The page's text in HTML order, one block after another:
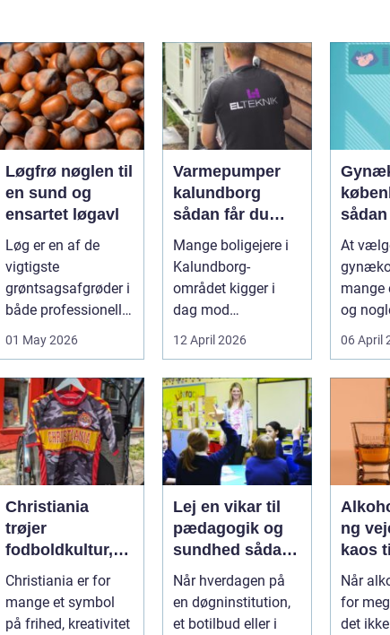
Løgfrø nøglen til
en sund og
ensartet løgavl
Løg er en af de
vigtigste
grøntsagsafgrøder i
både professionelle
større
landbrugspro...
01 May 2026
Varmepumper
kalundborg
sådan får du
billigere og
mere
bæredygtig
varme
Mange boligejere i
Kalundborg-
området kigger i
dag mod
varmepumper som
en vej til lavere
varmeregnin...
12 April 2026
den
At
mange
og
sårbar
Man
si...
06 April
Christiania
trøjer
fodboldkultur,
frihed og fanstil
Christiania er for
mange et symbol
på frihed, kreativitet
Lej en vikar til
pædagogik og
sundhed sådan
får du den rette
hjælp
Når hverdagen på
en døgninstitution,
et botilbud eller i
ng vejen fra
kaos
med ro
Når
for
det